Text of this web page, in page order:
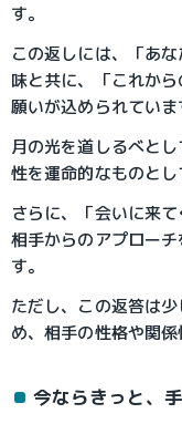
す。
この返しには、「あ
味と共に、「これか
願いが込められていま
月の光を道しるべと
性を運命的なものとし
さらに、「会いに来
相手からのアプロー
す。
ただし、この返答は
め、相手の性格や関
今ならきっと、